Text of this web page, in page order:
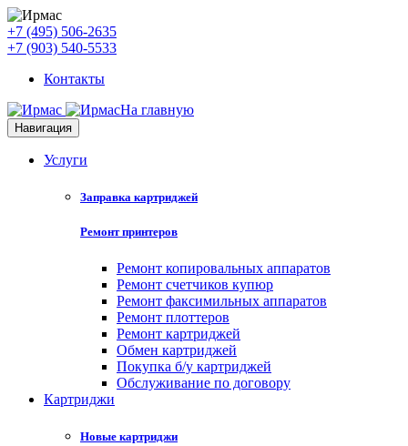
+7 (495) 506-2635
+7 (903) 540-5533
Контакты
На главную
Навигация
Услуги
Заправка картриджей
Ремонт принтеров
Ремонт копировальных аппаратов
Ремонт счетчиков купюр
Ремонт факсимильных аппаратов
Ремонт плоттеров
Ремонт картриджей
Обмен картриджей
Покупка б/у картриджей
Обслуживание по договору
Картриджи
Новые картриджи